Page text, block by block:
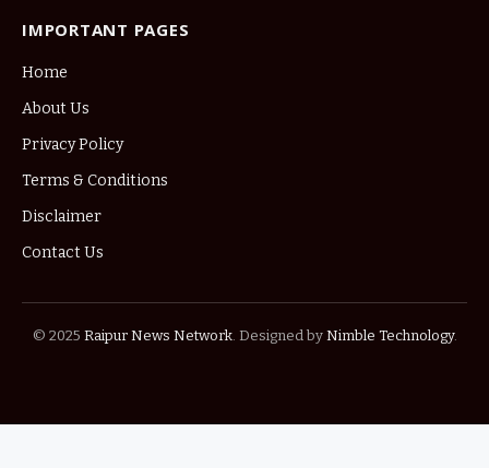
IMPORTANT PAGES
Home
About Us
Privacy Policy
Terms & Conditions
Disclaimer
Contact Us
© 2025 Raipur News Network. Designed by Nimble Technology.